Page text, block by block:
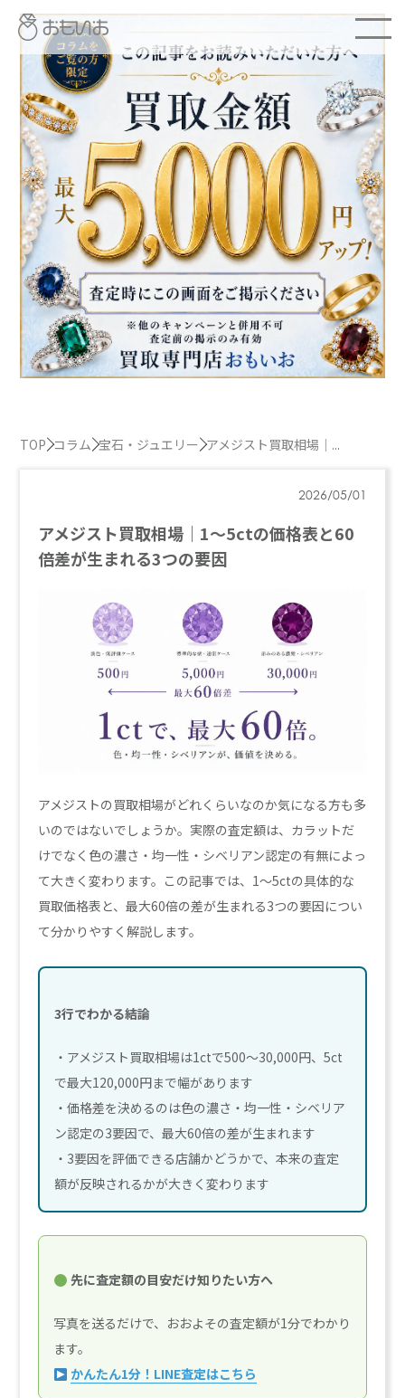
TOP コラム 宝石・ジュエリー アメジスト買取相場｜...
2026/05/01
アメジスト買取相場｜1〜5ctの価格表と60
倍差が生まれる3つの要因
アメジストの買取相場がどれくらいなのか気になる方も多
いのではないでしょうか。実際の査定額は、カラットだ
けでなく色の濃さ・均一性・シベリアン認定の有無によっ
て大きく変わります。この記事では、1〜5ctの具体的な
買取価格表と、最大60倍の差が生まれる3つの要因につい
て分かりやすく解説します。
3行でわかる結論
・アメジスト買取相場は1ctで500〜30,000円、5ct
で最大120,000円まで幅があります
・価格差を決めるのは色の濃さ・均一性・シベリア
ン認定の3要因で、最大60倍の差が生まれます
・3要因を評価できる店舗かどうかで、本来の査定
額が反映されるかが大きく変わります
先に査定額の目安だけ知りたい方へ
写真を送るだけで、おおよその査定額が1分でわかり
ます。
かんたん1分！LINE査定はこちら